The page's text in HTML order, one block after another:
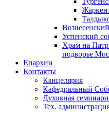
Успенский
Храм на
подворье
Епархии
Контакты
Канцелярия
Кафедральный
Духовная
Тех.